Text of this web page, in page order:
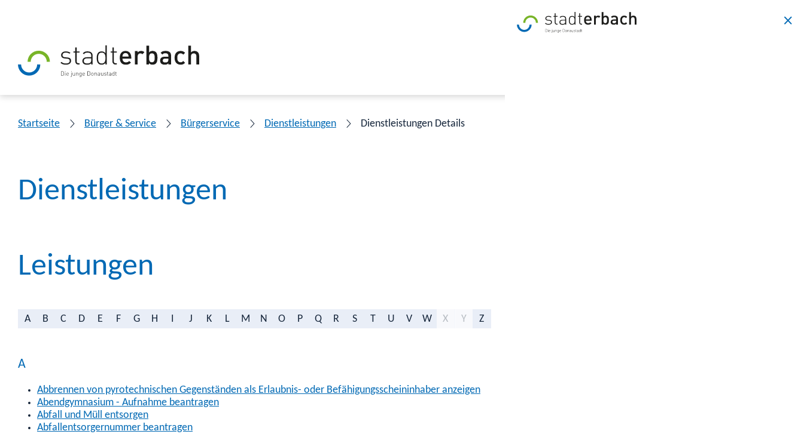
Startseite Bürger & Service Bürgerservice Dienstleistungen Dienstleistungen Details
Dienstleistungen
Leistungen
A B C D E F G H J K L M N O P Q R S T U V W X Y Z
A
Abbrennen von pyrotechnischen Gegenständen als Erlaubnis- oder Befähigungsscheininhaber anzeigen
Abendgymnasium - Aufnahme beantragen
Abfall und Müll entsorgen
Abfallentsorgernummer beantragen